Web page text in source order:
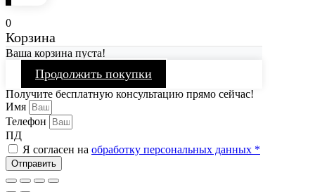
0
Корзина
Ваша корзина пуста!
Продолжить покупки
Получите бесплатную консультацию прямо сейчас!
Имя
Телефон
ПД
Я согласен на обработку персональных данных *
Отправить